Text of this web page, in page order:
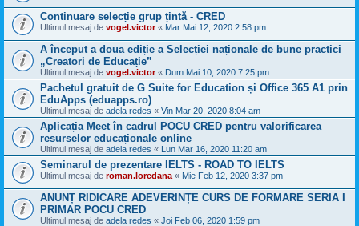
Continuare selecție grup țintă - CRED
Ultimul mesaj de vogel.victor« Mar Mai 12, 2020 2:58 pm
A început a doua ediție a Selecției naționale de bune practici
„Creatori de Educație”
Ultimul mesaj de vogel.victor« Dum Mai 10, 2020 7:25 pm
Pachetul gratuit de G Suite for Education și Office 365 A1 prin
EduApps (eduapps.ro)
Ultimul mesaj de adela redes « Vin Mar 20, 2020 8:04 am
Aplicația Meet în cadrul POCU CRED pentru valorificarea
resurselor educaționale online
Ultimul mesaj de adela redes « Lun Mar 16, 2020 11:20 am
Seminarul de prezentare IELTS - ROAD TO IELTS
Ultimul mesaj de roman.loredana « Mie Feb 12, 2020 3:37 pm
ANUNȚ RIDICARE ADEVERINȚE CURS DE FORMARE SERIA I
PRIMAR POCU CRED
Ultimul mesaj de adela redes « Joi Feb 06, 2020 1:59 pm